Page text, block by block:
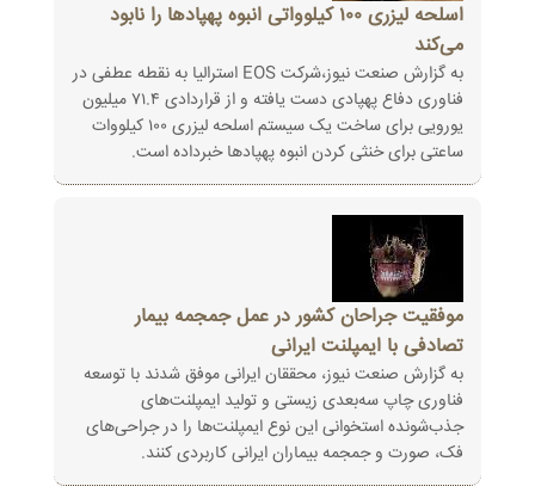
اسلحه لیزری ۱۰۰ کیلوواتی انبوه پهپادها را نابود
می‌کند
به گزارش صنعت نیوز،شرکت EOS استرالیا به نقطه عطفی در
فناوری دفاع پهپادی دست یافته و از قراردادی ۷۱.۴ میلیون
یورویی برای ساخت یک سیستم اسلحه لیزری ۱۰۰ کیلووات
ساعتی برای خنثی کردن انبوه پهپادها خبرداده است.
موفقیت جراحان کشور در عمل جمجمه بیمار
تصادفی با ایمپلنت ایرانی
به گزارش صنعت نیوز، محققان ایرانی موفق شدند با توسعه
فناوری چاپ سه‌بعدی زیستی و تولید ایمپلنت‌های
جذب‌شونده استخوانی این نوع ایمپلنت‌ها را در جراحی‌های
فک، صورت و جمجمه بیماران ایرانی کاربردی کنند.